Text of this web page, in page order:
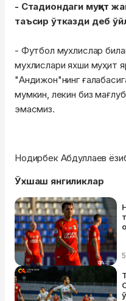
- Стадиондаги муҳит
таъсир ўтказди деб
- Футбол мухлислар
мухлислари яхши муҳит
"Андижон"нинг
мумкин, лекин биз
эмасмиз.
Нодирбек Абдуллаев
Ўхшаш янгиликлар